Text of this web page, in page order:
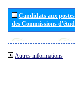
Candidats aux
des Commissions
Autres informations